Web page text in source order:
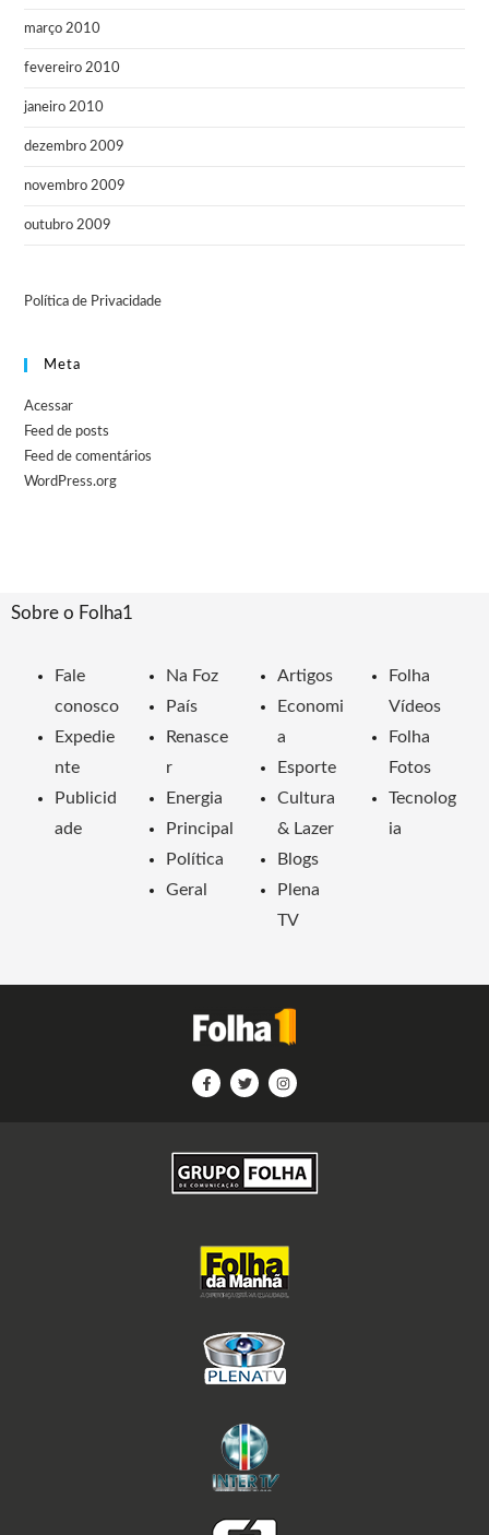
março 2010
fevereiro 2010
janeiro 2010
dezembro 2009
novembro 2009
outubro 2009
Política de Privacidade
Meta
Acessar
Feed de posts
Feed de comentários
WordPress.org
Sobre o Folha1
Fale
conosco
Expedie
nte
Publicid
ade
Na Foz
País
Renasce
r
Energia
Principal
Política
Geral
Artigos
Economi
a
Esporte
Cultura
& Lazer
Blogs
Plena
TV
Folha
Vídeos
Folha
Fotos
Tecnolog
ia